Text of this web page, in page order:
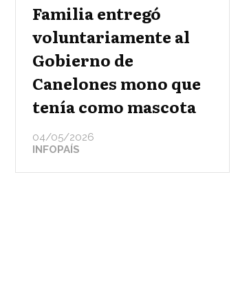
Familia entregó
voluntariamente al
Gobierno de
Canelones mono que
tenía como mascota
INFOPAÍS
04/05/2026